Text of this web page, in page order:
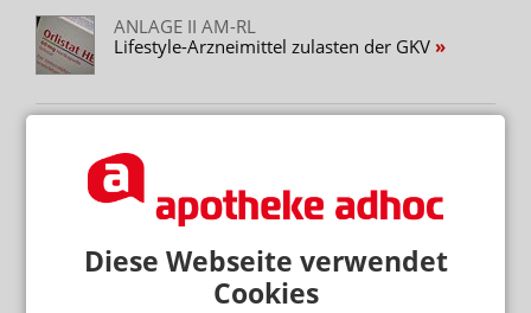
Diese Webseite verwendet
Cookies
ANLAGE II AM-RL
Lifestyle-Arzneimittel zulasten der GKV
NIKOTIN UND VARENICLIN
Raucherentwöhnung: Die Kasse zahlt
VORAUSSICHTLICH IM APRIL 2026
Starke Raucher: Lungenkrebs-Früherkennung